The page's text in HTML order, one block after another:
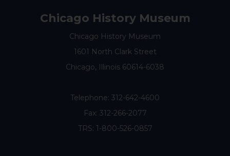
Chicago History Museum
Chicago History Museum
1601 North Clark Street
Chicago, Illinois 60614-6038
Telephone: 312-642-4600
Fax: 312-266-2077
TRS: 1-800-526-0857